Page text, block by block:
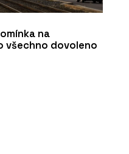
na
všechno dovoleno